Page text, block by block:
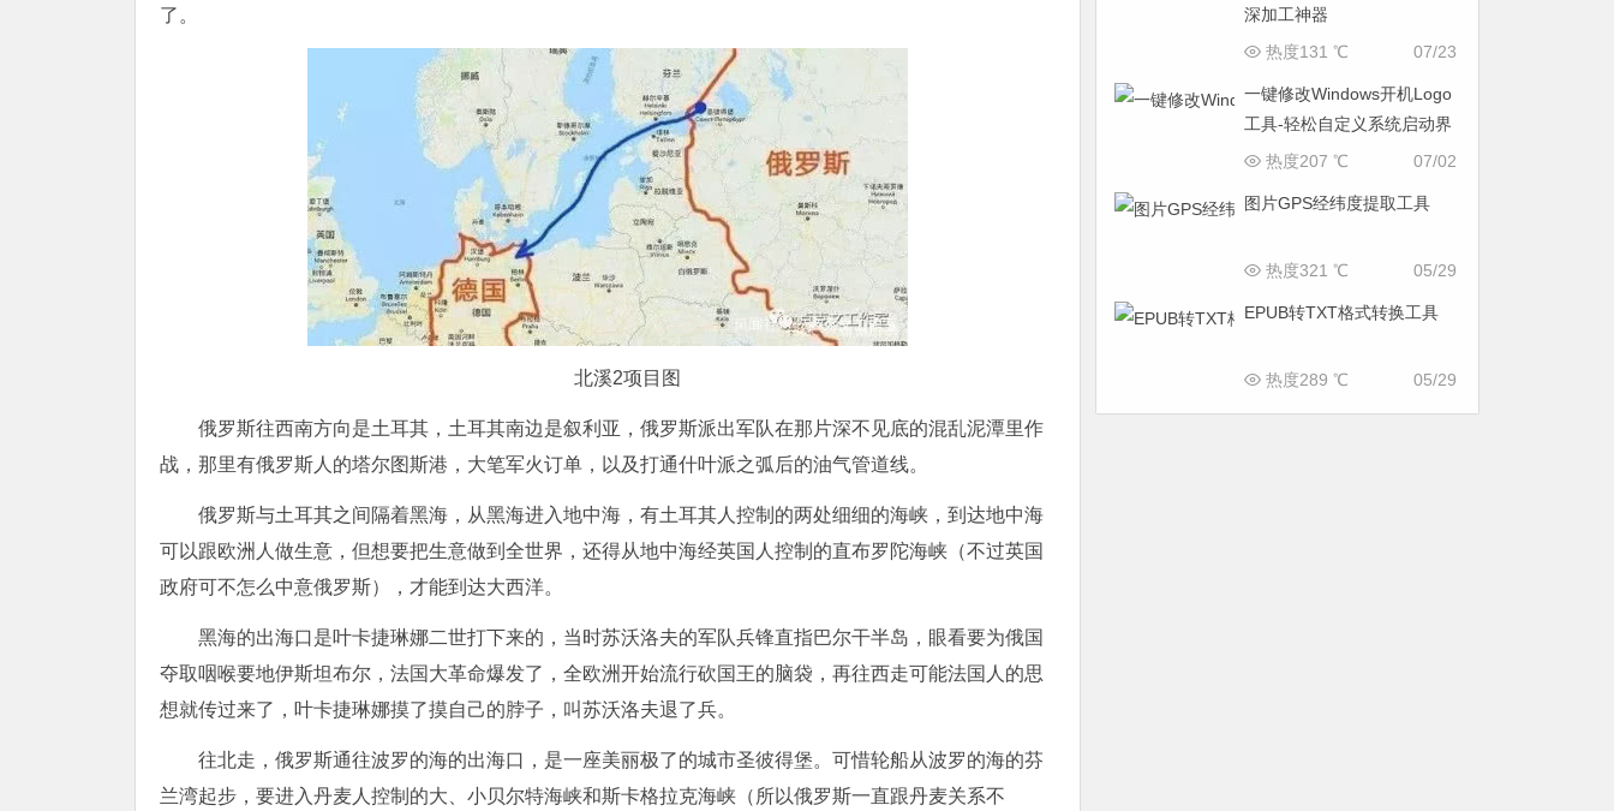
了。
北溪2项目图
俄罗斯往西南方向是土耳其，土耳其南边是叙利亚，俄罗斯派出军队在那片深不见底的混乱泥潭里作
战，那里有俄罗斯人的塔尔图斯港，大笔军火订单，以及打通什叶派之弧后的油气管道线。
俄罗斯与土耳其之间隔着黑海，从黑海进入地中海，有土耳其人控制的两处细细的海峡，到达地中海
可以跟欧洲人做生意，但想要把生意做到全世界，还得从地中海经英国人控制的直布罗陀海峡（不过英国
政府可不怎么中意俄罗斯），才能到达大西洋。
黑海的出海口是叶卡捷琳娜二世打下来的，当时苏沃洛夫的军队兵锋直指巴尔干半岛，眼看要为俄国
夺取咽喉要地伊斯坦布尔，法国大革命爆发了，全欧洲开始流行砍国王的脑袋，再往西走可能法国人的思
想就传过来了，叶卡捷琳娜摸了摸自己的脖子，叫苏沃洛夫退了兵。
往北走，俄罗斯通往波罗的海的出海口，是一座美丽极了的城市圣彼得堡。可惜轮船从波罗的海的芬
兰湾起步，要进入丹麦人控制的大、小贝尔特海峡和斯卡格拉克海峡（所以俄罗斯一直跟丹麦关系不
深加工神器
07/23
热度131 ℃
一键修改Windows开机Logo
工具-轻松自定义系统启动界
面
07/02
热度207 ℃
图片GPS经纬度提取工具
05/29
热度321 ℃
EPUB转TXT格式转换工具
05/29
热度289 ℃